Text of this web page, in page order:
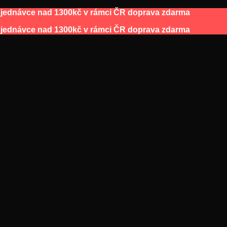
nad 1300kč v rámci ČR doprava zdarma
nad 1300kč v rámci ČR doprava zdarma